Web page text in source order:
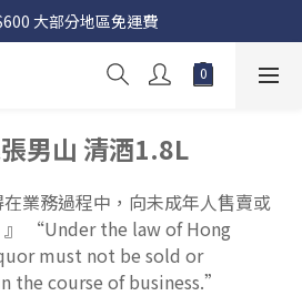
大部分地區免運費
男山 清酒1.8L
在業務過程中，向未成年人售賣或
』 “Under the law of Hong
must not be sold or
the course of business.”